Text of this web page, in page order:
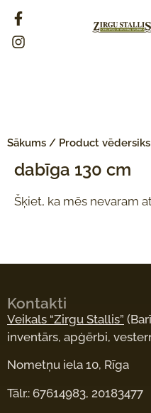
Sākums / Product
dabīga 130 cm
Šķiet, ka mēs nevaram
Kontakti
Veikals “Zirgu Stallis”
inventārs, apģērbi,
Nometņu iela 10, Rīga
Tālr.: 67614983, 20183477